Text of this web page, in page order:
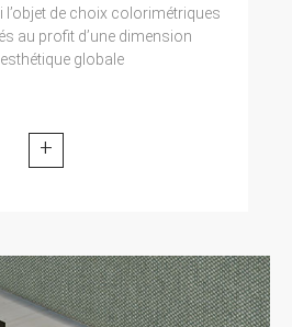
de choix colorimétriques
au profit d’une dimension
globale
+